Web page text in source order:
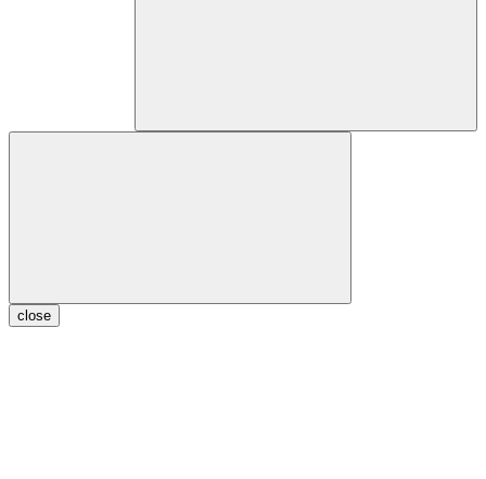
close